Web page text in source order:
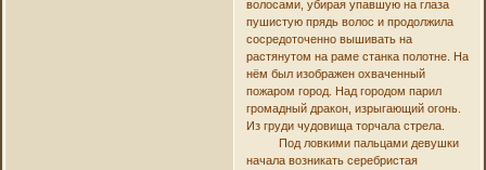
волосами, убирая упавшую на глаза
пушистую прядь волос и продолжила
сосредоточенно вышивать на
растянутом на раме станка полотне. На
нём был изображен охваченный
пожаром город. Над городом парил
громадный дракон, изрыгающий огонь.
Из груди чудовища торчала стрела.
Под ловкими пальцами девушки
начала возникать серебристая